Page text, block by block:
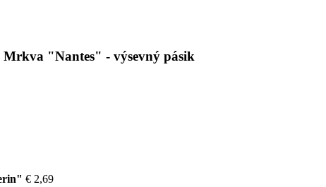
Mrkva "Nantes" - výsevný pásik
€ 2,69